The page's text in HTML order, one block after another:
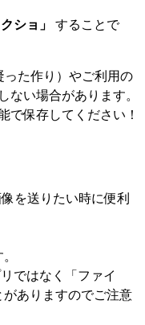
ショ」 することで
た作り）やご利用の
い場合があります。
で保存してください！
を送りたい時に便利
ではなく「ファイ
ありますのでご注意